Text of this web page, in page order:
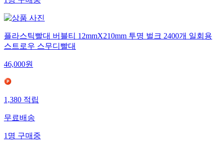
1명구매중
플라스틱빨대 버블티 12mmX210mm 투명 벌크 2400개 일회용
스트로우 스무디빨대
46,000원
1,380적립
무료배송
1명구매중